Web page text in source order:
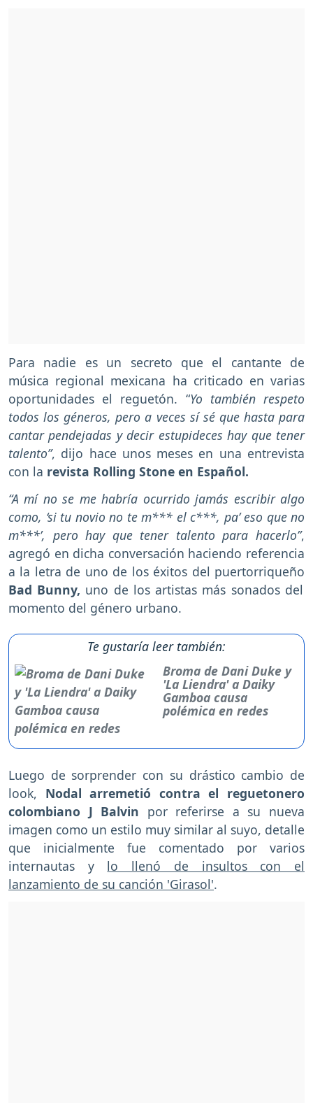
Para nadie es un secreto que el cantante de
música regional mexicana ha criticado en varias
oportunidades el reguetón. “Yo también respeto
todos los géneros, pero a veces sí sé que hasta para
cantar pendejadas y decir estupideces hay que tener
talento”, dijo hace unos meses en una entrevista
con la revista Rolling Stone en Español.
“A mí no se me habría ocurrido jamás escribir algo
como, ‘si tu novio no te m*** el c***, pa’ eso que no
m***’, pero hay que tener talento para hacerlo”,
agregó en dicha conversación haciendo referencia
a la letra de uno de los éxitos del puertorriqueño
Bad Bunny, uno de los artistas más sonados del
momento del género urbano.
Te gustaría leer también:
Broma de Dani Duke y
'La Liendra' a Daiky
Gamboa causa
polémica en redes
Luego de sorprender con su drástico cambio de
look, Nodal arremetió contra el reguetonero
colombiano J Balvin por referirse a su nueva
imagen como un estilo muy similar al suyo, detalle
que inicialmente fue comentado por varios
internautas y lo llenó de insultos con el
lanzamiento de su canción 'Girasol'.